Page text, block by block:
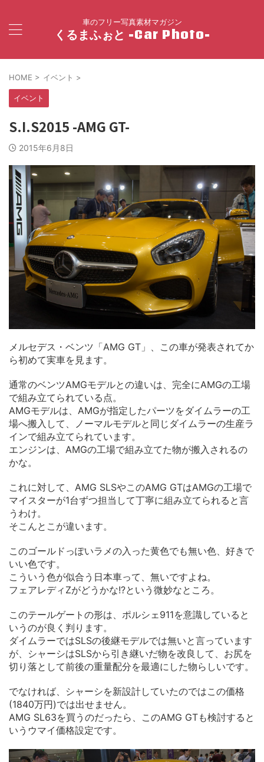
車のフリー写真素材マガジン
くるまふぉと -Car Photo-
HOME > イベント >
イベント
S.I.S2015 -AMG GT-
2015年6月8日
メルセデス・ベンツ「AMG GT」、この車が発表されてか
ら初めて実車を見ます。
通常のベンツAMGモデルとの違いは、完全にAMGの工場
で組み立てられている点。
AMGモデルは、AMGが指定したパーツをダイムラーの工
場へ搬入して、ノーマルモデルと同じダイムラーの生産ラ
インで組み立てられています。
エンジンは、AMGの工場で組み立てた物が搬入されるの
かな。
これに対して、AMG SLSやこのAMG GTはAMGの工場で
マイスターが1台ずつ担当して丁寧に組み立てられると言
うわけ。
そこんとこが違います。
このゴールドっぽいラメの入った黄色でも無い色、好きで
いい色です。
こういう色が似合う日本車って、無いですよね。
フェアレディZがどうかな!?という微妙なところ。
このテールゲートの形は、ポルシェ911を意識していると
いうのが良く判ります。
ダイムラーではSLSの後継モデルでは無いと言っています
が、シャーシはSLSから引き継いだ物を改良して、お尻を
切り落として前後の重量配分を最適にした物らしいです。
でなければ、シャーシを新設計していたのではこの価格
(1840万円)では出せません。
AMG SL63を買うのだったら、このAMG GTも検討すると
いうウマイ価格設定です。